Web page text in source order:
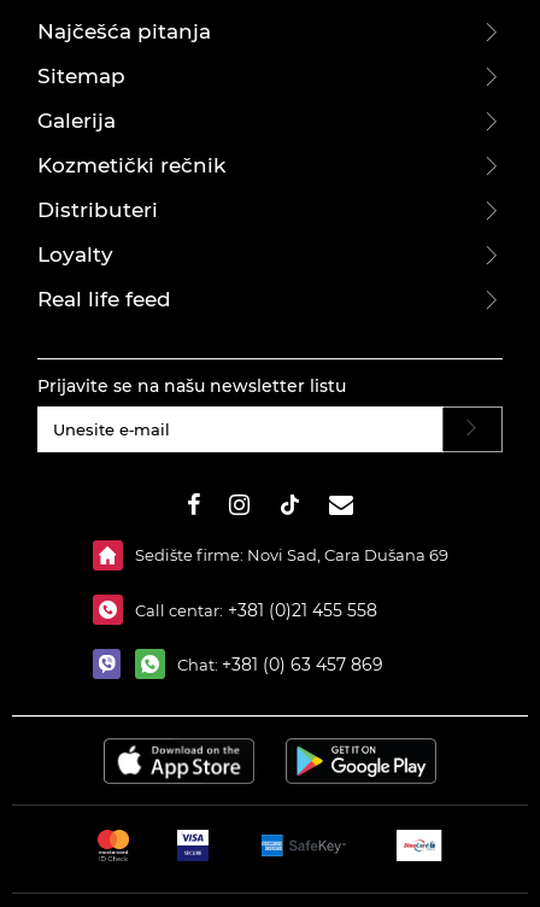
Najčešća pitanja
Sitemap
Galerija
Kozmetički rečnik
Distributeri
Loyalty
Real life feed
Prijavite se na našu newsletter listu
Sedište firme: Novi Sad, Cara Dušana 69
Call centar: +381 (0)21 455 558
Chat: +381 (0) 63 457 869